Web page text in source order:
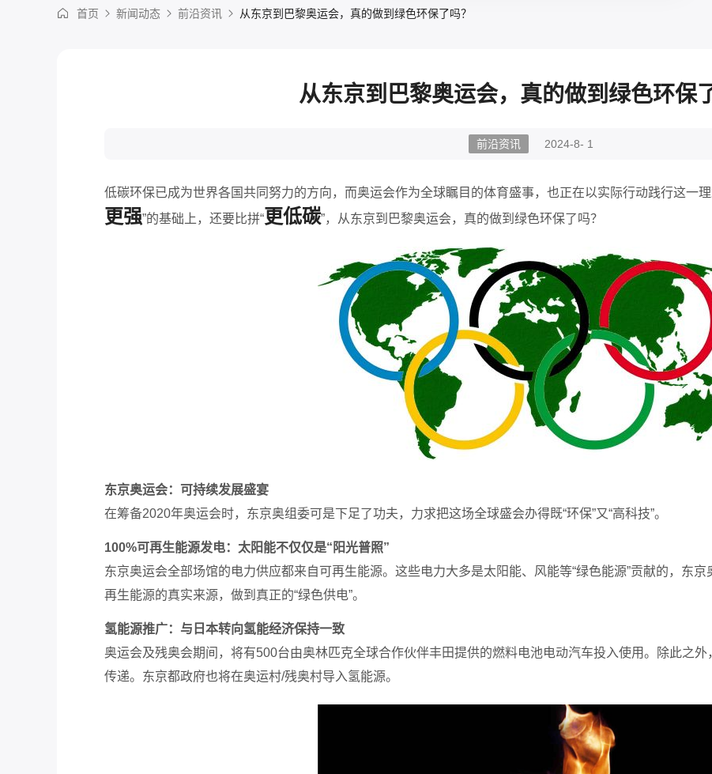
首页 新闻动态 前沿资讯 从东京到巴黎奥运会，真的做到绿色环保了吗？
从东京到巴黎奥运会，真的做到绿色环保
前沿资讯 2024-8- 1
低碳环保已成为世界各国共同努力的方向，而奥运会作为全球瞩目的体育盛事，也正在以实际行动践行这一
更强”的基础上，还要比拼“更低碳”，从东京到巴黎奥运会，真的做到绿色环保了吗？
东京奥运会：可持续发展盛宴
在筹备2020年奥运会时，东京奥组委可是下足了功夫，力求把这场全球盛会办得既“环保”又“高科技”。
100%可再生能源发电：太阳能不仅仅是“阳光普照”
东京奥运会全部场馆的电力供应都来自可再生能源。这些电力大多是太阳能、风能等“绿色能源”贡献的，东
再生能源的真实来源，做到真正的“绿色供电”。
氢能源推广： 与日本转向氢能经济保持一致
奥运会及残奥会期间，将有500台由奥林匹克全球合作伙伴丰田提供的燃料电池电动汽车投入使用。除此之
传递。东京都政府也将在奥运村/残奥村导入氢能源。